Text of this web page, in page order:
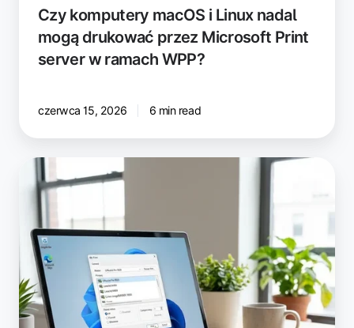
ramach
WPP?
Czy komputery macOS i Linux nadal
mogą drukować przez Microsoft Print
server w ramach WPP?
czerwca 15, 2026 6 min read
Najnowsza
ezeep
Print
App
for
Windows:
drukowanie
w
chmurze